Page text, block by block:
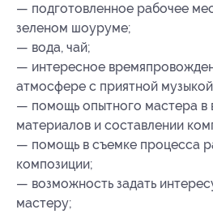
— подготовленное рабочее
зеленом шоуруме;
— вода, чай;
— интересное
атмосфере с приятной
— помощь опытного мастера в
материалов и составлении
— помощь в съемке процесса
композиции;
— возможность задать
мастеру;